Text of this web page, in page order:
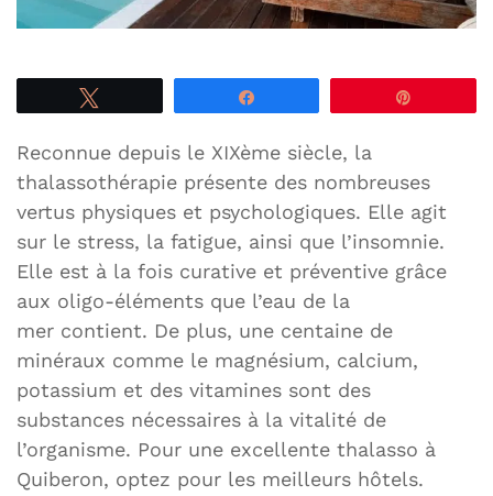
Reconnue depuis le XIXème siècle, la
thalassothérapie présente des nombreuses
vertus physiques et psychologiques. Elle agit
sur le stress, la fatigue, ainsi que l’insomnie.
Elle est à la fois curative et préventive grâce
aux oligo-éléments que l’eau de la
mer contient. De plus, une centaine de
minéraux comme le magnésium, calcium,
potassium et des vitamines sont des
substances nécessaires à la vitalité de
l’organisme. Pour une excellente thalasso à
Quiberon, optez pour les meilleurs hôtels.